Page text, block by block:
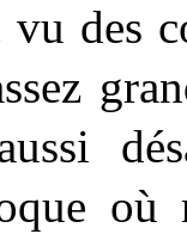
vu des
où